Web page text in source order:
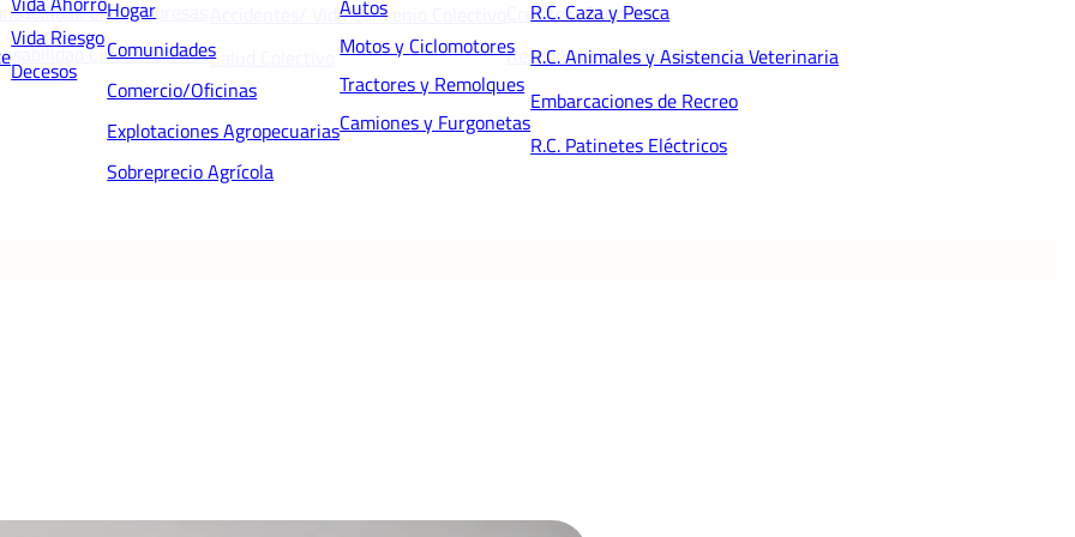
Civil Empresas
Civil Directivos
Accidentes/ Vida Convenio Colectivo
Salud Colectivo
Crédito y Caución
Responsabilidad Medioambiental
Vida Riesgo
Decesos
Hogar
Comunidades
Comercio/Oficinas
Explotaciones Agropecuarias
Sobreprecio Agrícola
Autos
Motos y Ciclomotores
Tractores y Remolques
Camiones y Furgonetas
R.C. Caza y Pesca
R.C. Animales y Asistencia Veterinaria
Embarcaciones de Recreo
R.C. Patinetes Eléctricos